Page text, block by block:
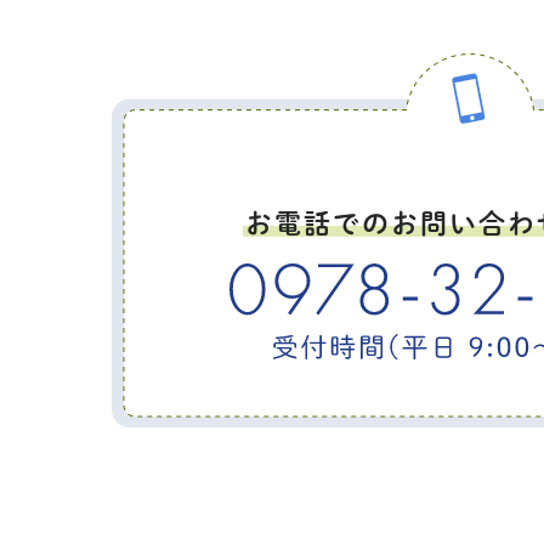
お電話でのお問い合